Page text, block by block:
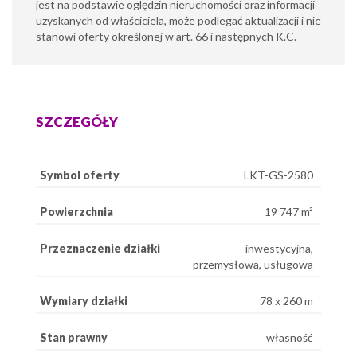
jest na podstawie oględzin nieruchomości oraz informacji
uzyskanych od właściciela, może podlegać aktualizacji i nie
stanowi oferty określonej w art. 66 i następnych K.C.
SZCZEGÓŁY
Symbol oferty LKT-GS-2580
Powierzchnia 19 747 m²
Przeznaczenie działki
inwestycyjna,
przemysłowa, usługowa
Wymiary działki 78 x 260 m
Stan prawny własność